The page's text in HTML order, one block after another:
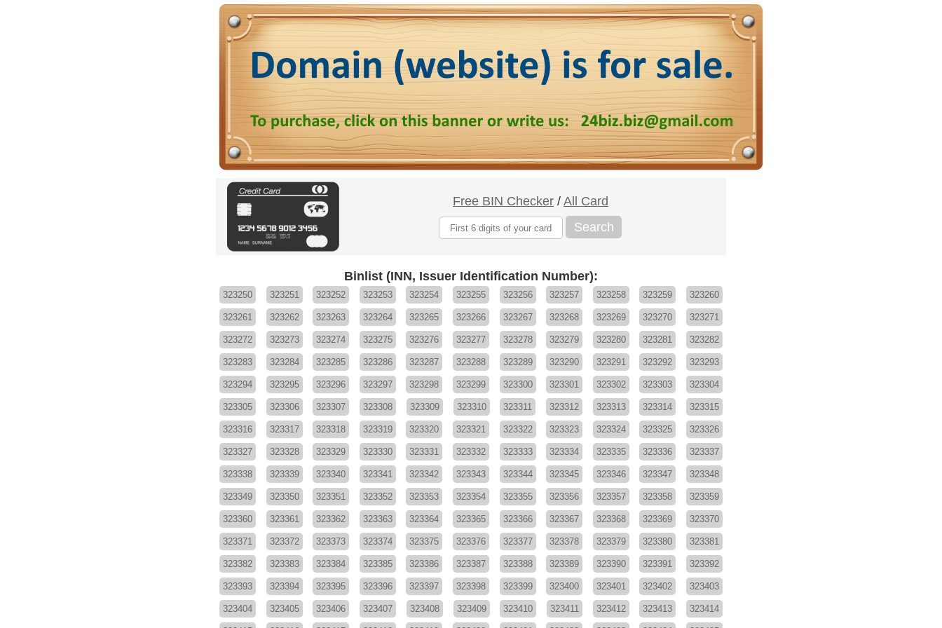
Free BIN Checker / All Card
Search
Binlist (INN, Issuer Identification Number):
323250 323251 323252 323253 323254 323255 323256 323257 323258 323259 323260
323261 323262 323263 323264 323265 323266 323267 323268 323269 323270 323271
323272 323273 323274 323275 323276 323277 323278 323279 323280 323281 323282
323283 323284 323285 323286 323287 323288 323289 323290 323291 323292 323293
323294 323295 323296 323297 323298 323299 323300 323301 323302 323303 323304
323305 323306 323307 323308 323309 323310 323311 323312 323313 323314 323315
323316 323317 323318 323319 323320 323321 323322 323323 323324 323325 323326
323327 323328 323329 323330 323331 323332 323333 323334 323335 323336 323337
323338 323339 323340 323341 323342 323343 323344 323345 323346 323347 323348
323349 323350 323351 323352 323353 323354 323355 323356 323357 323358 323359
323360 323361 323362 323363 323364 323365 323366 323367 323368 323369 323370
323371 323372 323373 323374 323375 323376 323377 323378 323379 323380 323381
323382 323383 323384 323385 323386 323387 323388 323389 323390 323391 323392
323393 323394 323395 323396 323397 323398 323399 323400 323401 323402 323403
323404 323405 323406 323407 323408 323409 323410 323411 323412 323413 323414